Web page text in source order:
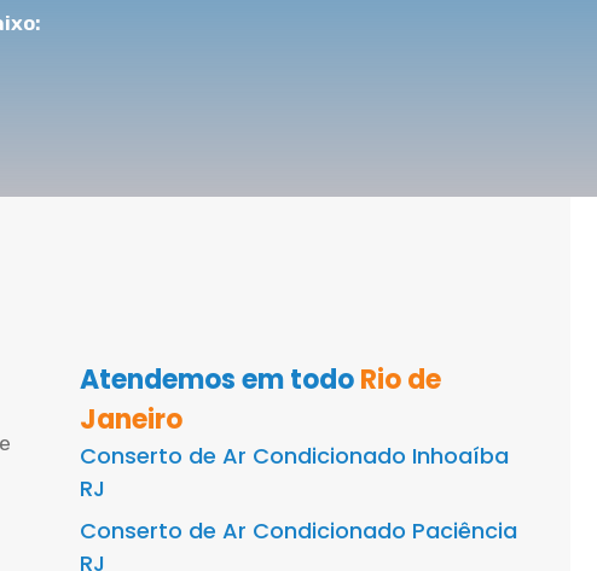
Atendemos em todoRio de
Janeiro
Conserto de Ar Condicionado Inhoaíba
RJ
Conserto de Ar Condicionado Paciência
RJ